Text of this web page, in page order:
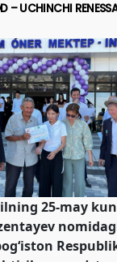
– UCHINCHI
25-may